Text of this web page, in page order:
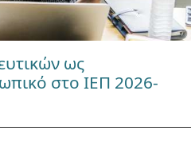
ως
στο ΙΕΠ 2026-